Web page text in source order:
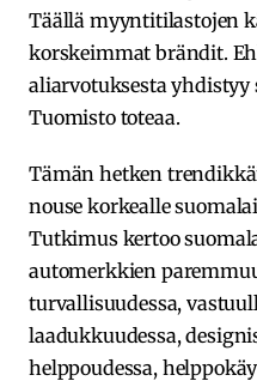
Täällä myyntitilastojen
korskeimmat brändit.
aliarvotuksesta yhdistyy
Tuomisto toteaa.
Tämän hetken
nouse korkealle
Tutkimus kertoo
automerkkien
turvallisuudessa,
laadukkuudessa,
helppoudessa,